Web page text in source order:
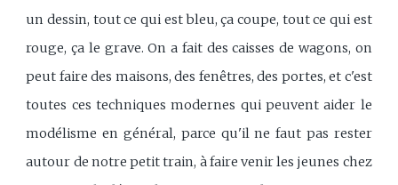
un dessin, tout ce qui est bleu, ça coupe, tout ce qui est
rouge, ça le grave. On a fait des caisses de wagons, on
peut faire des maisons, des fenêtres, des portes, et c'est
toutes ces techniques modernes qui peuvent aider le
modélisme en général, parce qu'il ne faut pas rester
autour de notre petit train, à faire venir les jeunes chez